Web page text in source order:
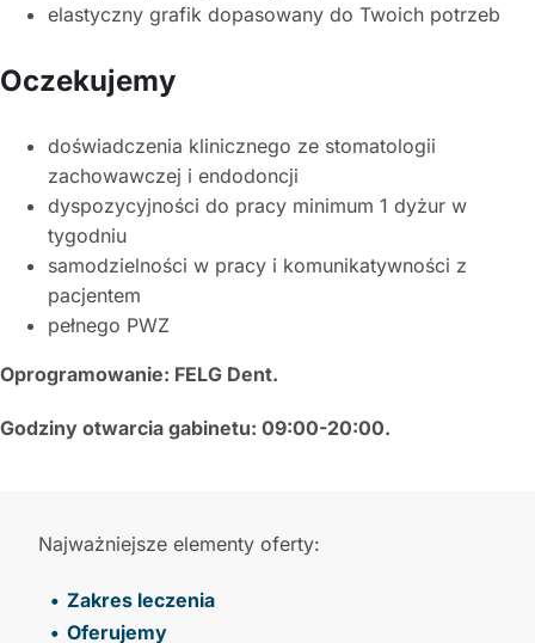
elastyczny grafik dopasowany do Twoich potrzeb
Oczekujemy
doświadczenia klinicznego ze stomatologii
zachowawczej i endodoncji
dyspozycyjności do pracy minimum 1 dyżur w
tygodniu
samodzielności w pracy i komunikatywności z
pacjentem
pełnego PWZ
Oprogramowanie: FELG Dent.
Godziny otwarcia gabinetu: 09:00-20:00.
Najważniejsze elementy oferty:
Zakres leczenia
Oferujemy